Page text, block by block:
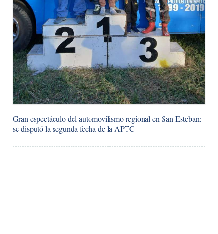
Gran espectáculo del automovilismo regional en San Esteban:
se disputó la segunda fecha de la APTC